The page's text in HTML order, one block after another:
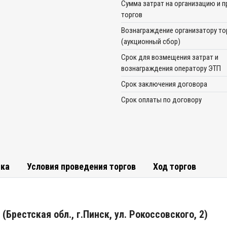
Сумма затрат на организацию и
торгов
Вознаграждение организатору
(аукционный сбор)
Срок для возмещения затрат и
вознаграждения оператору ЭТП
Срок заключения договора
Срок оплаты по договору
Условия проведения торгов Ход торгов
обл., г.Пинск, ул. Рокоссовского, 2)